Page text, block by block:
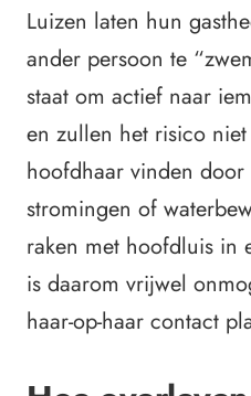
Luizen laten hun
ander persoon te
staat om actief naar
en zullen het risico
hoofdhaar vinden
stromingen of
raken met hoofdluis in
is daarom vrijwel
haar-op-haar contact